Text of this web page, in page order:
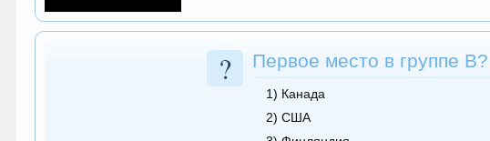
? Первое место в группе В?
1) Канада
2) США